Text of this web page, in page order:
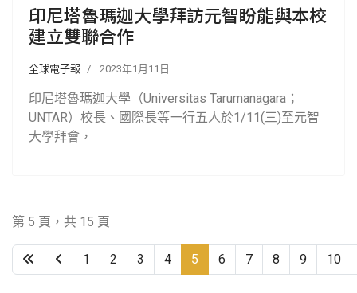
印尼塔魯瑪迦大學拜訪元智盼能與本校
建立雙聯合作
全球電子報 2023年1月11日
印尼塔魯瑪迦大學（Universitas Tarumanagara；
UNTAR）校長、國際長等一行五人於1/11(三)至元智
大學拜會 ，
第 5 頁，共 15 頁
1 2 3 4 5 6 7 8 9 10